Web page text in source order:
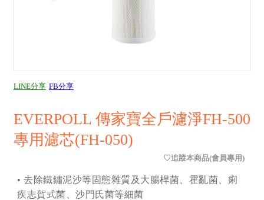
LINE分享 FB分享
EVERPOLL 傳家寶全戶濾淨FH-500
專用濾芯(FH-050)
• 去除鐵鏽泥沙等固態雜質及大腸桿菌、霍亂菌、痢
疾志賀式菌、沙門氏菌等細菌